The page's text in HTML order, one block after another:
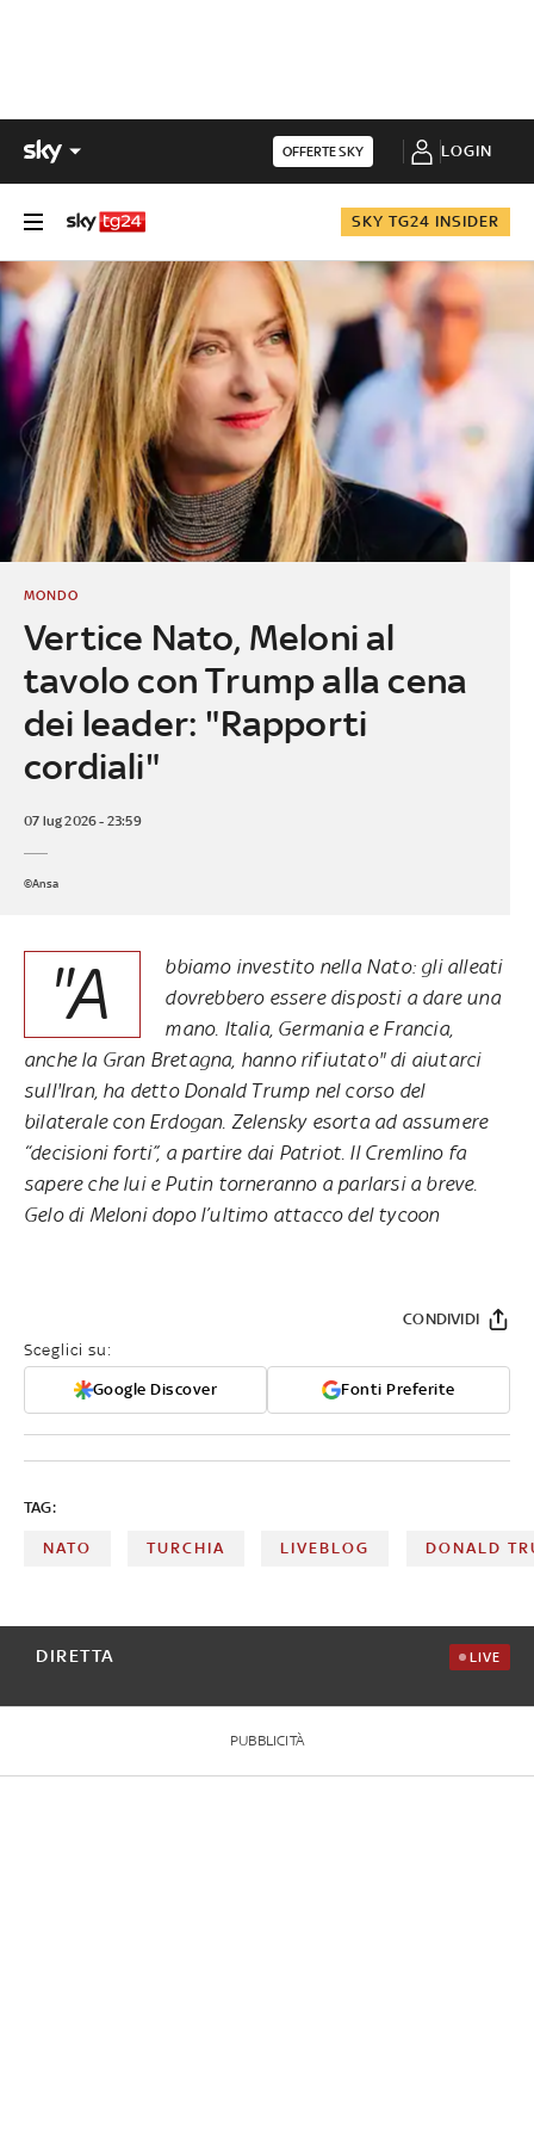
OFFERTE SKY LOGIN
SKY TG24 INSIDER
Vertice Nato, Meloni al
tavolo con Trump alla cena
dei leader: "Rapporti
cordiali"
MONDO
07 lug 2026 - 23:59
©Ansa
"A
bbiamo investito nella Nato: gli alleati
dovrebbero essere disposti a dare una
mano. Italia, Germania e Francia,
anche la Gran Bretagna, hanno rifiutato" di aiutarci
sull'Iran, ha detto Donald Trump nel corso del
bilaterale con Erdogan. Zelensky esorta ad assumere
“decisioni forti”, a partire dai Patriot. Il Cremlino fa
sapere che lui e Putin torneranno a parlarsi a breve.
Gelo di Meloni dopo l’ultimo attacco del tycoon
Sceglici su:
Google Discover Fonti Preferite
CONDIVIDI
TAG:
NATO TURCHIA LIVEBLOG DONALD
DIRETTA LIVE
PUBBLICITÀ